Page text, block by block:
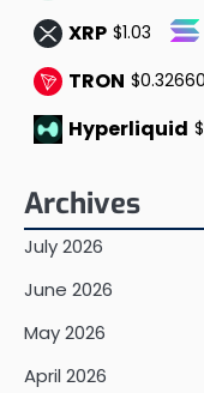
XRP $1.03
TRON
Hyperliquid
Archives
July 2026
June 2026
May 2026
April 2026